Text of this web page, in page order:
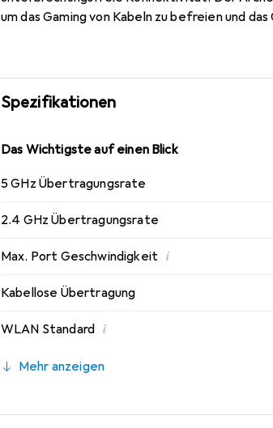
um das Gaming von Kabeln zu befreien und
Spezifikationen
Das Wichtigste auf einen Blick
5 GHz Übertragungsrate
2.4 GHz Übertragungsrate
Max. Port Geschwindigkeit i
Kabellose Übertragung
WLAN Standard i
Mehr anzeigen